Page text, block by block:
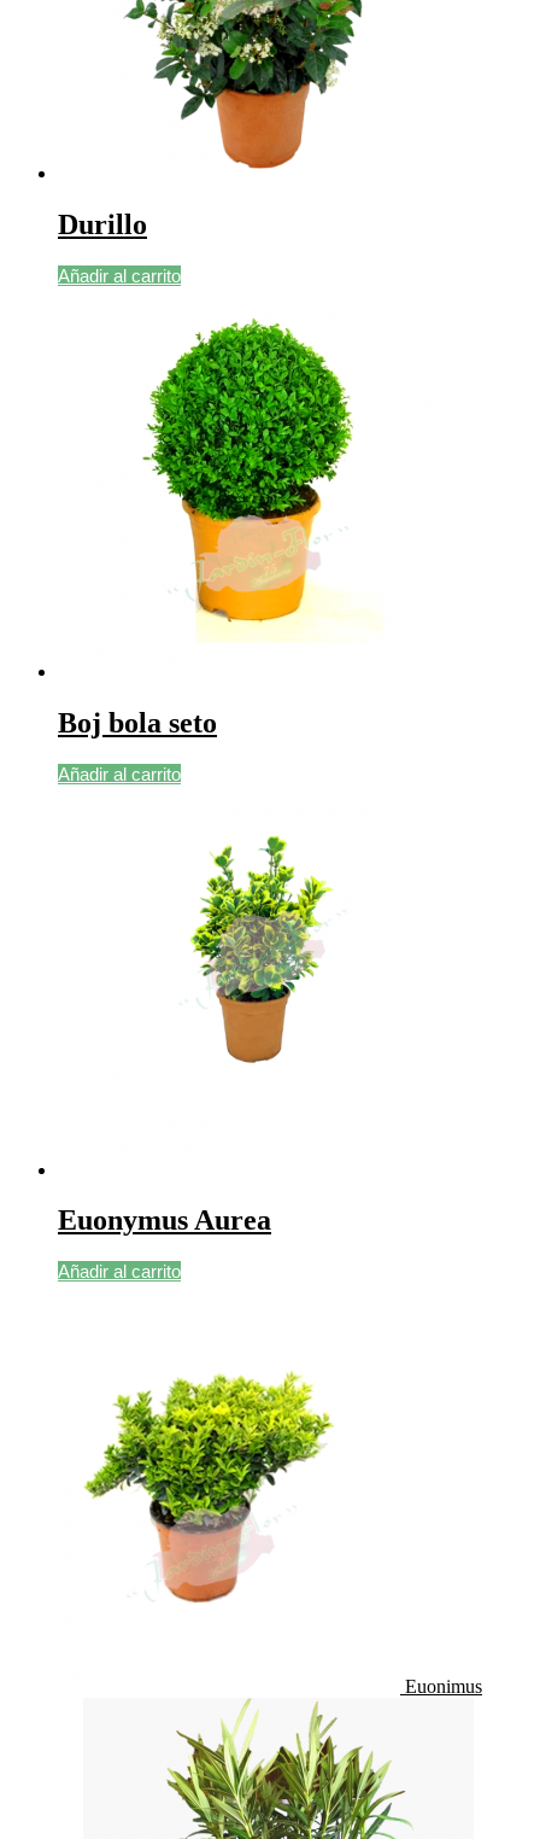
Durillo
Añadir al carrito
Boj bola seto
Añadir al carrito
Euonymus Aurea
Añadir al carrito
Euonimus